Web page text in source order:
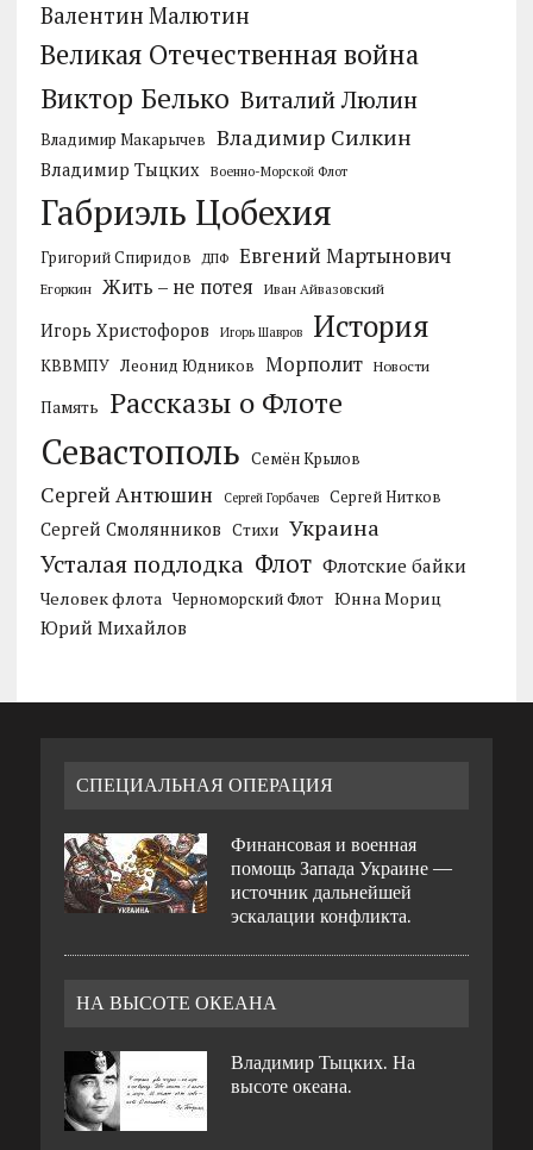
Валентин Малютин
Великая Отечественная война
Виктор Белько Виталий Люлин
Владимир Макарычев Владимир Силкин
Владимир Тыцких Военно-Морской Флот
Габриэль Цобехия
Григорий Спиридов ДПФ Евгений Мартынович
Егоркин Жить – не потея Иван Айвазовский
Игорь Христофоров Игорь Шавров История
КВВМПУ Леонид Юдников Морполит Новости
Память Рассказы о Флоте
Севастополь Семён Крылов
Сергей Антюшин Сергей Горбачев Сергей Нитков
Сергей Смолянников Стихи Украина
Усталая подлодка Флот Флотские байки
Человек флота Черноморский Флот Юнна Мориц
Юрий Михайлов
СПЕЦИАЛЬНАЯ ОПЕРАЦИЯ
Финансовая и военная
помощь Запада Украине —
источник дальнейшей
эскалации конфликта.
НА ВЫСОТЕ ОКЕАНА
Владимир Тыцких. На
высоте океана.